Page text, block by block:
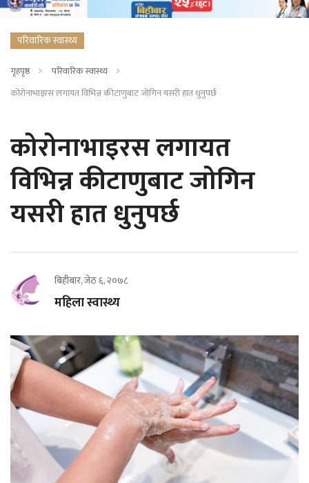
परिवारिक स्वास्थ्य
गृहपृष्ठ
परिवारिक स्वास्थ्य
कोरोनाभाइरस लगायत विभिन्न कीटाणुबाट जोगिन यसरी हात धुनुपर्छ
कोरोनाभाइरस लगायत
विभिन्न कीटाणुबाट जोगिन
यसरी हात धुनुपर्छ
बिहीबार, जेठ ६, २०७८
महिला स्वास्थ्य